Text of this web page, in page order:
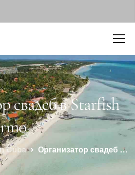
свадеб в Starfish
Cuba Организатор свадеб в Starfish Cayo Guillermo